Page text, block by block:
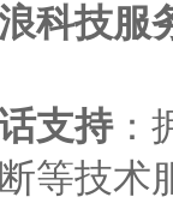
科技服
支持：
等技术